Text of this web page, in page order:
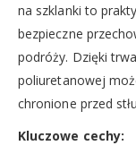
na szklanki to
bezpieczne
podróży. Dzięki
poliuretanowej
chronione przed
Kluczowe cechy: